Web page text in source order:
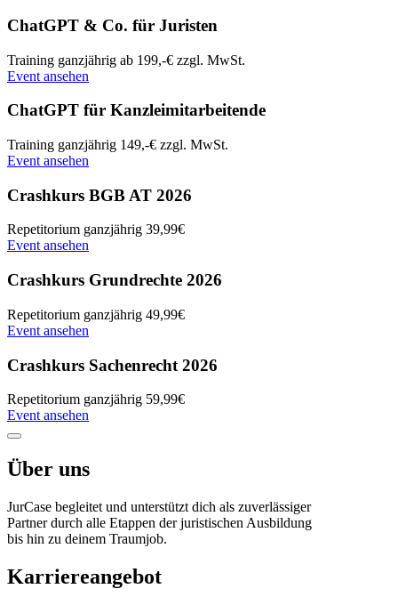
ChatGPT & Co. für Juristen
Training ganzjährig ab 199,-€ zzgl. MwSt.
Event ansehen
ChatGPT für Kanzleimitarbeitende
Training ganzjährig 149,-€ zzgl. MwSt.
Event ansehen
Crashkurs BGB AT 2026
Repetitorium ganzjährig 39,99€
Event ansehen
Crashkurs Grundrechte 2026
Repetitorium ganzjährig 49,99€
Event ansehen
Crashkurs Sachenrecht 2026
Repetitorium ganzjährig 59,99€
Event ansehen
Über uns
JurCase begleitet und unterstützt dich als zuverlässiger
Partner durch alle Etappen der juristischen Ausbildung
bis hin zu deinem Traumjob.
Karriereangebot